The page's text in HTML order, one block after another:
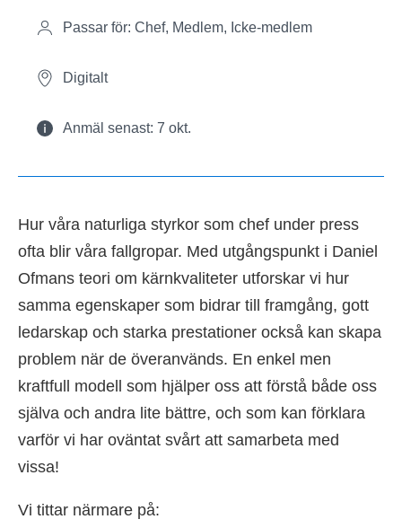
Passar för: Chef, Medlem, Icke-medlem
Digitalt
Anmäl senast: 7 okt.
Hur våra naturliga styrkor som chef under press
ofta blir våra fallgropar. Med utgångspunkt i Daniel
Ofmans teori om kärnkvaliteter utforskar vi hur
samma egenskaper som bidrar till framgång, gott
ledarskap och starka prestationer också kan skapa
problem när de överanvänds. En enkel men
kraftfull modell som hjälper oss att förstå både oss
själva och andra lite bättre, och som kan förklara
varför vi har oväntat svårt att samarbeta med
vissa!
Vi tittar närmare på: